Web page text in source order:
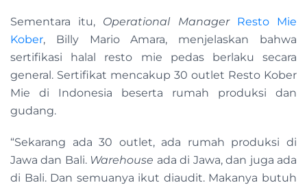
Sementara itu, Operational Manager
Resto Mie
Kober, Billy Mario Amara, menjelaskan bahwa
sertifikasi halal resto mie pedas berlaku secara
general. Sertifikat mencakup 30 outlet Resto Kober
Mie di Indonesia beserta rumah produksi dan
gudang.
“Sekarang ada 30 outlet, ada rumah produksi di
Jawa dan Bali. Warehouse ada di Jawa, dan juga ada
di Bali. Dan semuanya ikut diaudit. Makanya butuh